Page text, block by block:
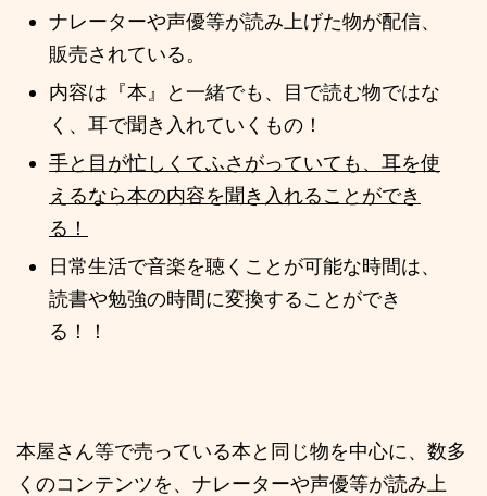
ナレーターや声優等が読み上げた物が配信、
販売されている。
内容は『本』と一緒でも、目で読む物ではな
く、耳で聞き入れていくもの！
手と目が忙しくてふさがっていても、耳を使
えるなら本の内容を聞き入れることができ
る！
日常生活で音楽を聴くことが可能な時間は、
読書や勉強の時間に変換することができ
る！！
本屋さん等で売っている本と同じ物を中心に、数多
くのコンテンツを、ナレーターや声優等が読み上